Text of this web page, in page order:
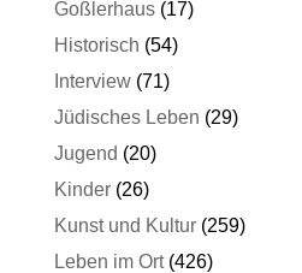
Goßlerhaus(17)
Historisch (54)
Interview(71)
Jüdisches Leben (29)
Jugend (20)
Kinder(26)
Kunst und Kultur(259)
Leben im Ort(426)